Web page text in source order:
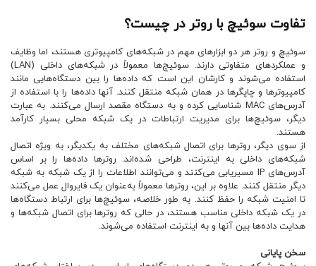
تفاوت سوئیچ با روتر در چیست؟
سوئیچ و روتر هر دو ابزارهای مهم در شبکه‌های کامپیوتری هستند، اما وظایف
و عملکردهای متفاوتی دارند. سوئیچ‌ها معمولاً در شبکه‌های داخلی (LAN)
استفاده می‌شوند و کارشان این است که داده‌ها را بین دستگاه‌هایی مانند
کامپیوترها و چاپگرها در همان شبکه منتقل کنند. آنها داده‌ها را با استفاده از
آدرس‌های MAC شناسایی کرده و به دستگاه مقصد ارسال می‌کنند. به عبارت
دیگر، سوئیچ‌ها برای مدیریت ارتباطات در یک شبکه محلی بسیار کارآمد
هستند.
از سوی دیگر، روترها برای اتصال شبکه‌های مختلف به یکدیگر، به ویژه اتصال
شبکه‌های داخلی به اینترنت، طراحی شده‌اند. روترها داده‌ها را بر اساس
آدرس‌های IP مسیریابی می‌کنند و می‌توانند اطلاعات را از یک شبکه به شبکه
دیگر منتقل کنند. علاوه بر این، روترها معمولاً به‌عنوان یک فایروال عمل می‌کنند
تا امنیت شبکه را حفظ کنند. به طور خلاصه، سوئیچ‌ها برای ارتباط دستگاه‌ها
در یک شبکه داخلی مناسب هستند، در حالی که روترها برای اتصال شبکه‌ها و
هدایت داده‌ها بین آنها و به اینترنت استفاده می‌شوند.
سخن پایانی